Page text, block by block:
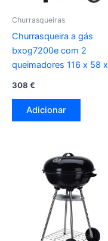
Churrasqueiras
Churrasqueira a gás
bxog7200e com 2
queimadores 116 x 58 x
308 €
Adicionar